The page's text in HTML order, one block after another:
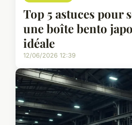
Top 5 astuces pour
une boîte bento
idéale
12/06/2026 12:39